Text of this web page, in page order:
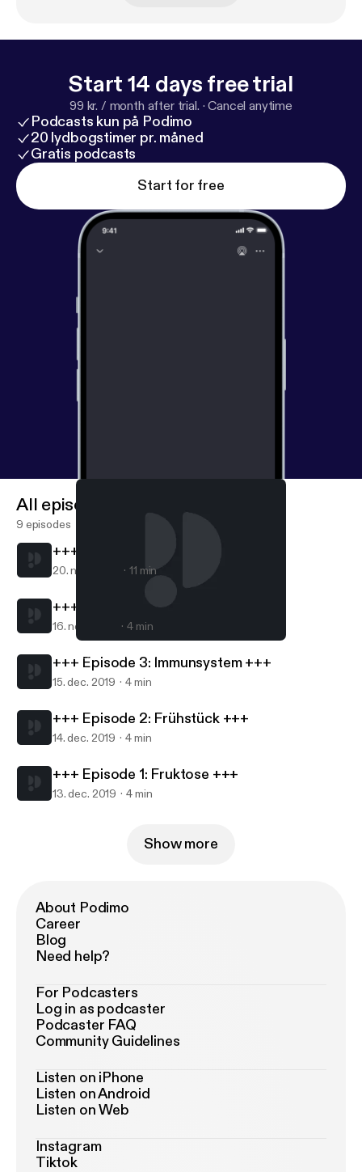
Start 14 days free trial
99 kr. / month after trial. ·Cancel anytime
Podcasts kun på Podimo
20 lydbogstimer pr. måned
Gratis podcasts
Start for free
FOODFORUM - Der Podcast
All episodes
9 episodes
+++ Episode 5: Gesunder Darm +++
20. nov. 2020 11 min
+++ Episode 4: Brainfood +++
16. nov. 2020 4 min
+++ Episode 3: Immunsystem +++
15. dec. 2019 4 min
+++ Episode 2: Frühstück +++
14. dec. 2019 4 min
+++ Episode 1: Fruktose +++
13. dec. 2019 4 min
Show more
About Podimo
Career
Blog
Need help?
For Podcasters
Log in as podcaster
Podcaster FAQ
Community Guidelines
Listen on iPhone
Listen on Android
Listen on Web
Instagram
Tiktok